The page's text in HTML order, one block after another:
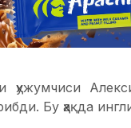
ҳужумчиси
Бу ҳақда